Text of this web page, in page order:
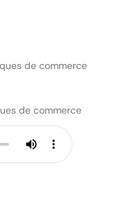
de commerce
de commerce